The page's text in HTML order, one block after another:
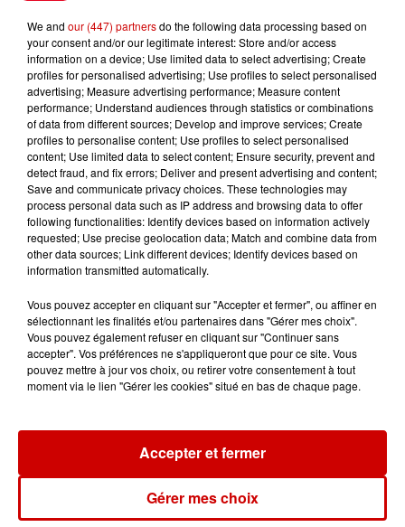
Le Duel - Gagnez vos entrées
pour l'un des zoos de nos
régions !
Destination Vacances - Gagnez
votre séjour en famille au cœur
de la...
Destination Vacances : inscrivez-
We and our (447) partnersdo the following data processing based on
your consent and/or our legitimate interest: Store and/or access
information on a device; Use limited data to select advertising; Create
profiles for personalised advertising; Use profiles to select personalised
advertising; Measure advertising performance; Measure content
performance; Understand audiences through statistics or combinations
of data from different sources; Develop and improve services; Create
profiles to personalise content; Use profiles to select personalised
content; Use limited data to select content; Ensure security, prevent and
detect fraud, and fix errors; Deliver and present advertising and content;
Save and communicate privacy choices. These technologies may
process personal data such as IP address and browsing data to offer
following functionalities: Identify devices based on information actively
requested; Use precise geolocation data; Match and combine data from
other data sources; Link different devices; Identify devices based on
information transmitted automatically.
Vous pouvez accepter en cliquant sur "Accepter et fermer", ou affiner en
sélectionnant les finalités et/ou partenaires dans "Gérer mes choix".
Vous pouvez également refuser en cliquant sur "Continuer sans
accepter". Vos préférences ne s'appliqueront que pour ce site. Vous
pouvez mettre à jour vos choix, ou retirer votre consentement à tout
moment via le lien "Gérer les cookies" situé en bas de chaque page.
Gérer mes choix
Accepter et fermer